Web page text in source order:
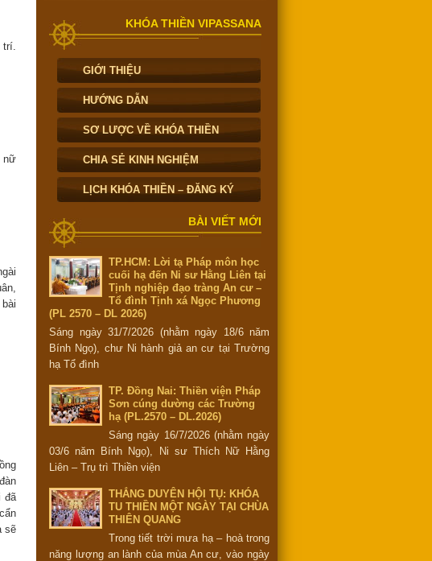
trí.
nữ
đã
sẽ
KHÓA THIỀN VIPASSANA
GIỚI THIỆU
HƯỚNG DẪN
SƠ LƯỢC VỀ KHÓA THIỀN
CHIA SẺ KINH NGHIỆM
LỊCH KHÓA THIỀN – ĐĂNG KÝ
BÀI VIẾT MỚI
TP.HCM: Lời tạ Pháp môn học
cuối hạ đến Ni sư Hằng Liên tại
Tịnh nghiệp đạo tràng An cư –
Tổ đình Tịnh xá Ngọc Phương
(PL 2570 – DL 2026)
Sáng ngày 31/7/2026 (nhằm ngày 18/6 năm
Bính Ngọ), chư Ni hành giả an cư tại Trường
hạ Tổ đình
TP. Đồng Nai: Thiền viện Pháp
Sơn cúng dường các Trường
hạ (PL.2570 – DL.2026)
Sáng ngày 16/7/2026 (nhằm ngày
03/6 năm Bính Ngọ), Ni sư Thích Nữ Hằng
Liên – Trụ trì Thiền viện
THẮNG DUYÊN HỘI TỤ: KHÓA
TU THIỀN MỘT NGÀY TẠI CHÙA
THIÊN QUANG
Trong tiết trời mưa hạ – hoà trong
năng lượng an lành của mùa An cư, vào ngày